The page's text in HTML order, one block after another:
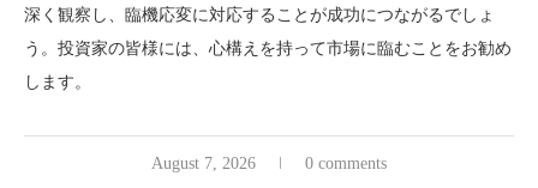
深く観察し、臨機応変に対応することが成功につながるでしょ
う。投資家の皆様には、心構えを持って市場に臨むことをお勧め
します。
August 7, 2026 0 comments